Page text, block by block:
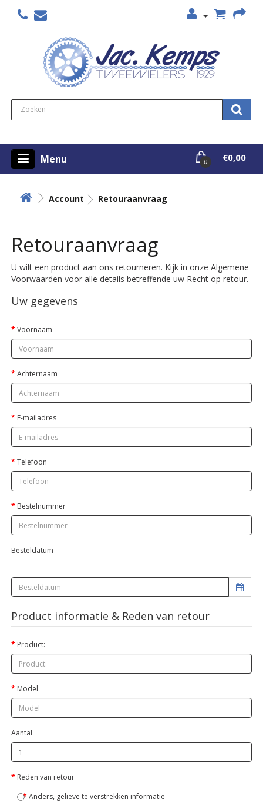
0 €0,00
Menu
Account Retouraanvraag
Retouraanvraag
U wilt een product aan ons retourneren. Kijk in onze Algemene
Voorwaarden voor alle details betreffende uw Recht op retour.
Uw gegevens
Voornaam
Achternaam
E-mailadres
Telefoon
Bestelnummer
Besteldatum
Product informatie & Reden van retour
Product:
Model
Aantal
Reden van retour
Anders, gelieve te verstrekken informatie